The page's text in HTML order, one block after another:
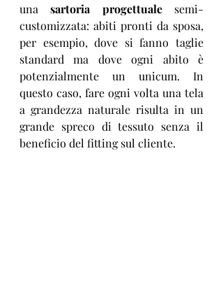
una sartoria progettuale semi-
customizzata: abiti pronti da sposa,
per esempio, dove si fanno taglie
standard ma dove ogni abito è
potenzialmente un unicum. In
questo caso, fare ogni volta una tela
a grandezza naturale risulta in un
grande spreco di tessuto senza il
beneficio del fitting sul cliente.